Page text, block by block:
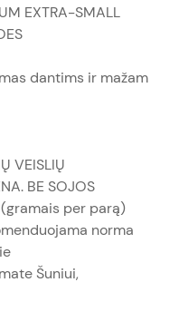
EXTRA-SMALL
dantims ir mažam
VEISLIŲ
BE SOJOS
per parą)
norma
Šuniui,